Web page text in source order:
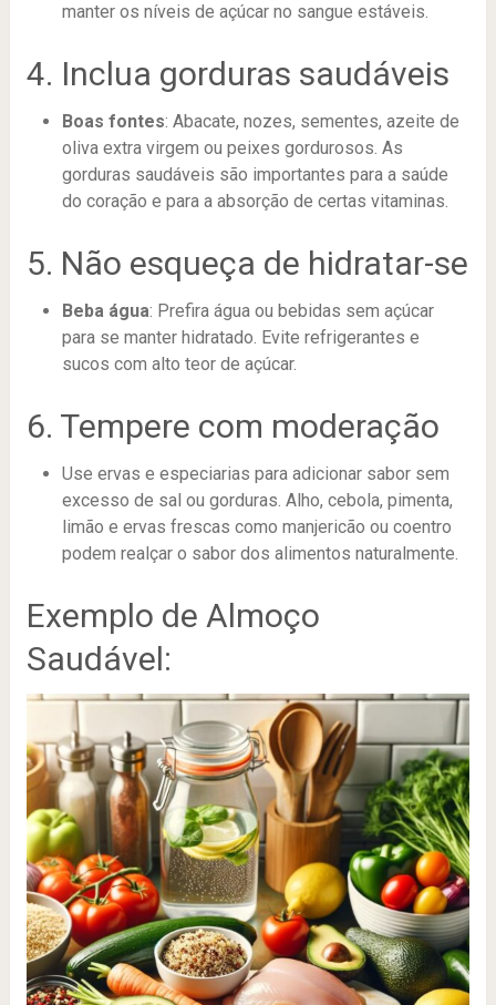
manter os níveis de açúcar no sangue estáveis.
4. Inclua gorduras saudáveis
Boas fontes: Abacate, nozes, sementes, azeite de
oliva extra virgem ou peixes gordurosos. As
gorduras saudáveis são importantes para a saúde
do coração e para a absorção de certas vitaminas.
5. Não esqueça de hidratar-se
Beba água: Prefira água ou bebidas sem açúcar
para se manter hidratado. Evite refrigerantes e
sucos com alto teor de açúcar.
6. Tempere com moderação
Use ervas e especiarias para adicionar sabor sem
excesso de sal ou gorduras. Alho, cebola, pimenta,
limão e ervas frescas como manjericão ou coentro
podem realçar o sabor dos alimentos naturalmente.
Exemplo de Almoço
Saudável: